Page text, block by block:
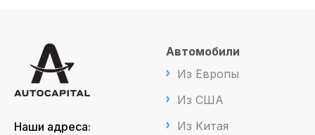
Наши адреса:
Автомобили
Из Европы
Из США
Из Китая